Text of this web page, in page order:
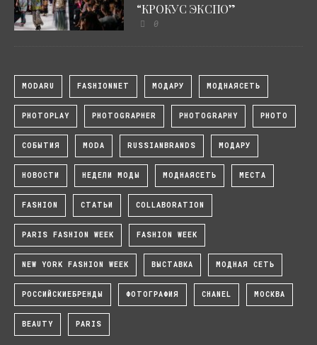
“КРОКУС ЭКСПО”
0
MODARU FASHIONNET МОДАРУ МОДНАЯСЕТЬ
PHOTOPLAY PHOTOGRAPHER PHOTOGRAPHY PHOTO
СОБЫТИЯ MODA RUSSIANBRANDS МОДАРУ
НОВОСТИ НЕДЕЛИ МОДЫ МОДНАЯСЕТЬ МЕСТА
FASHION СТАТЬИ COLLABORATION
PARIS FASHION WEEK FASHION WEEK
NEW YORK FASHION WEEK ВЫСТАВКА МОДНАЯ СЕТЬ
РОССИЙСКИЕБРЕНДЫ ФОТОГРАФИЯ CHANEL МОСКВА
BEAUTY PARIS